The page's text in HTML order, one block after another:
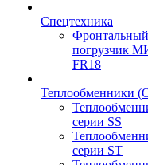
Спецтехника
погрузчик
FR18
Теплообменники
серии SS
серии ST